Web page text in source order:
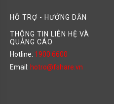
HỖ TRỢ - HƯỚNG DẪN
THÔNG TIN LIÊN HỆ VÀ
QUẢNG CÁO
Hotline: 1900 6600
Email: hotro@fshare.vn